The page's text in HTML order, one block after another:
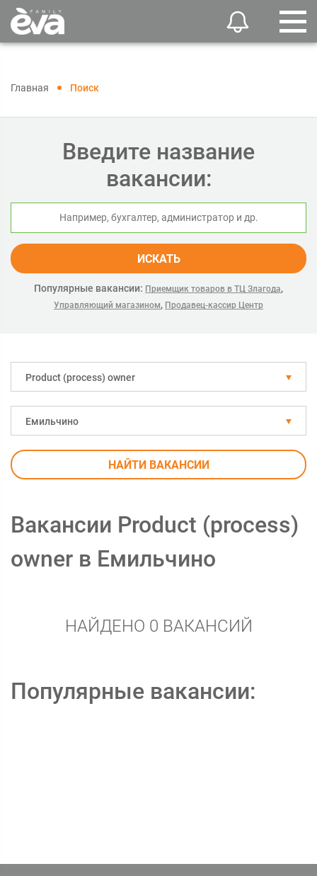
Главная Поиск
Введите название
вакансии:
ИСКАТЬ
Популярные вакансии: Приемщик товаров в ТЦ Злагода,
Управляющий магазином, Продавец-кассир Центр
Рroduct (process) owner
Емильчино
НАЙТИ ВАКАНСИИ
Вакансии Рroduct (process)
owner в Емильчино
НАЙДЕНО 0 ВАКАНСИЙ
Популярные вакансии: